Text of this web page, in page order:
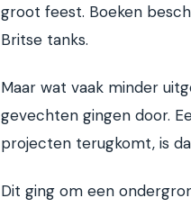
groot feest. Boeken
Britse tanks.
Maar wat vaak minder
gevechten gingen door.
projecten terugkomt, is
Dit ging om een